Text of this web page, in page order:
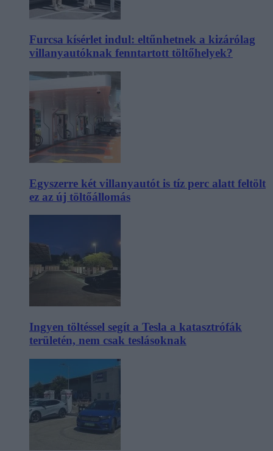
Furcsa kísérlet indul: eltűnhetnek a kizárólag
villanyautóknak fenntartott töltőhelyek?
Egyszerre két villanyautót is tíz perc alatt feltölt
ez az új töltőállomás
Ingyen töltéssel segít a Tesla a katasztrófák
területén, nem csak teslásoknak